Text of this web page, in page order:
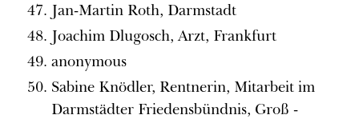
Jan-Martin Roth, Darmstadt
Joachim Dlugosch, Arzt, Frankfurt
anonymous
Sabine Knödler, Rentnerin, Mitarbeit im
Darmstädter Friedensbündnis, Groß -